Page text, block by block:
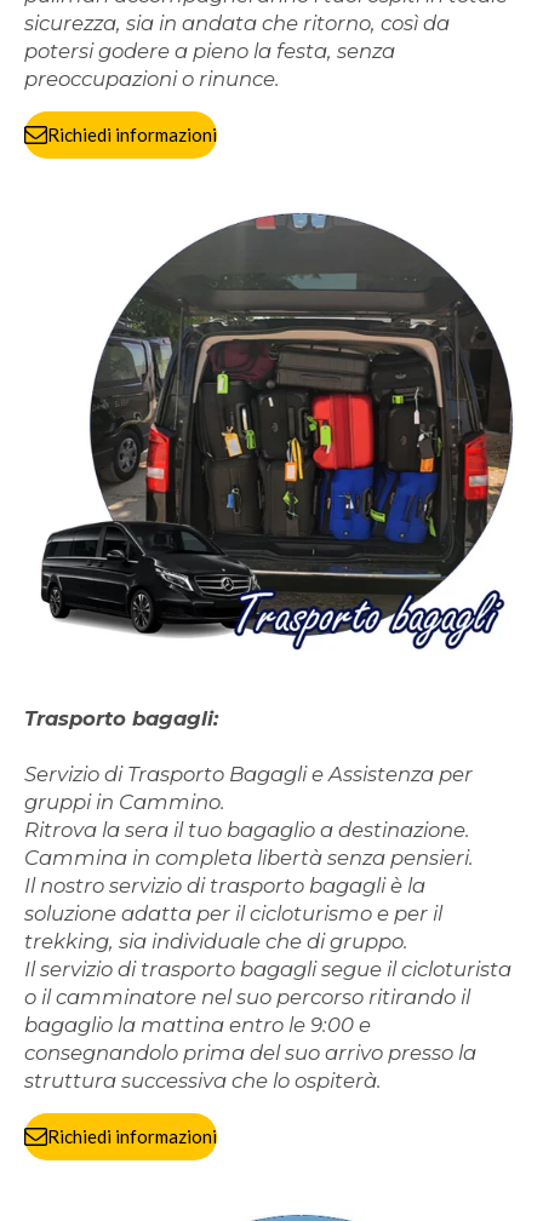
sicurezza, sia in andata che ritorno, così da
potersi godere a pieno la festa, senza
preoccupazioni o rinunce.
Richiedi informazioni
Trasporto bagagli:
Servizio di Trasporto Bagagli e Assistenza per
gruppi in Cammino.
Ritrova la sera il tuo bagaglio a destinazione.
Cammina in completa libertà senza pensieri.
Il nostro servizio di trasporto bagagli è la
soluzione adatta per il cicloturismo e per il
trekking, sia individuale che di gruppo.
Il servizio di trasporto bagagli segue il cicloturista
o il camminatore nel suo percorso ritirando il
bagaglio la mattina entro le 9:00 e
consegnandolo prima del suo arrivo presso la
struttura successiva che lo ospiterà.
Richiedi informazioni